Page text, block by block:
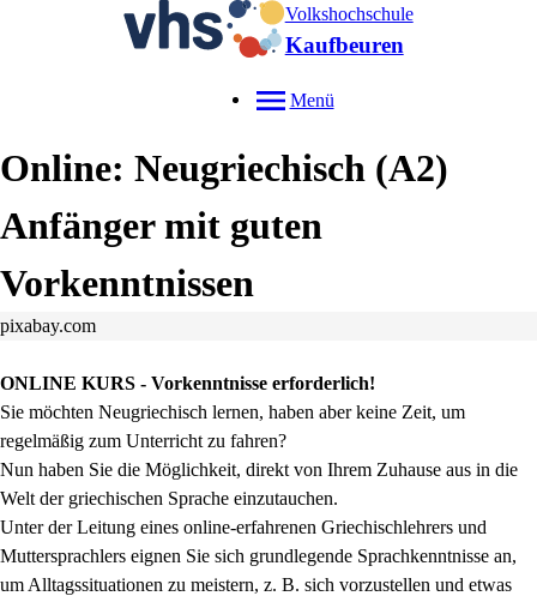
Volkshochschule
Kaufbeuren
Menü
Online: Neugriechisch (A2)
Anfänger mit guten
Vorkenntnissen
pixabay.com
ONLINE KURS - Vorkenntnisse erforderlich!
Sie möchten Neugriechisch lernen, haben aber keine Zeit, um
regelmäßig zum Unterricht zu fahren?
Nun haben Sie die Möglichkeit, direkt von Ihrem Zuhause aus in die
Welt der griechischen Sprache einzutauchen.
Unter der Leitung eines online-erfahrenen Griechischlehrers und
Muttersprachlers eignen Sie sich grundlegende Sprachkenntnisse an,
um Alltagssituationen zu meistern, z. B. sich vorzustellen und etwas